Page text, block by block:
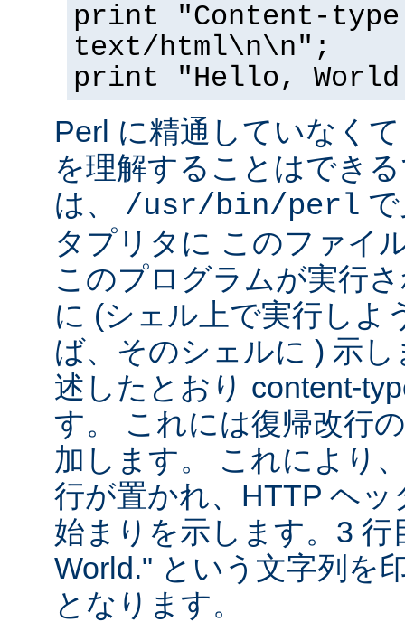
print "Content-
text/html\n\n";
print "Hello,
Perl に精通していなく
を理解することはでき
は、 /usr/bin/perl
タプリタに このファイ
このプログラムが実行
に (シェル上で実行しよ
ば、そのシェルに ) 示
述したとおり content-
す。 これには復帰改行
加します。 これにより
行が置かれ、HTTP ヘ
始まりを示します。3 行
World." という文字列を
となります。